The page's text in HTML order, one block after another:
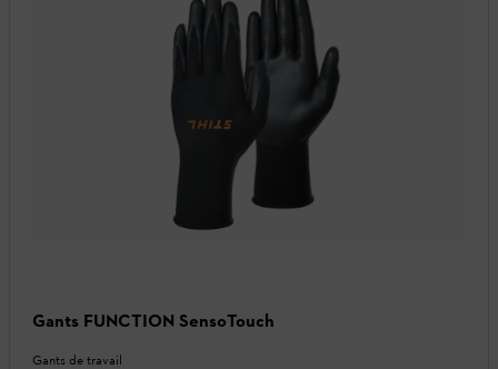
Gants FUNCTION SensoTouch
Gants de travail